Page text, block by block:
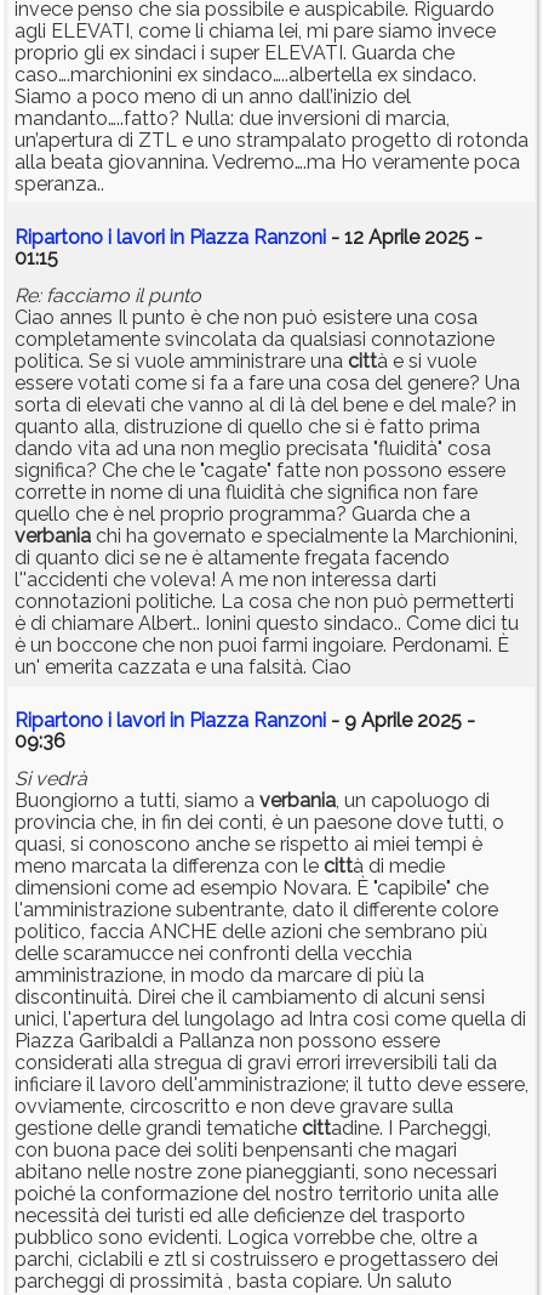
invece penso che sia possibile e auspicabile. Riguardo
agli ELEVATI, come li chiama lei, mi pare siamo invece
proprio gli ex sindaci i super ELEVATI. Guarda che
caso….marchionini ex sindaco…..albertella ex sindaco.
Siamo a poco meno di un anno dall’inizio del
mandanto…..fatto? Nulla: due inversioni di marcia,
un’apertura di ZTL e uno strampalato progetto di rotonda
alla beata giovannina. Vedremo….ma Ho veramente poca
speranza..
Ripartono i lavori in Piazza Ranzoni - 12 Aprile 2025 -
01:15
Re: facciamo il punto
Ciao annes Il punto è che non può esistere una cosa
completamente svincolata da qualsiasi connotazione
politica. Se si vuole amministrare una città e si vuole
essere votati come si fa a fare una cosa del genere? Una
sorta di elevati che vanno al di là del bene e del male? in
quanto alla, distruzione di quello che si è fatto prima
dando vita ad una non meglio precisata "fluidità" cosa
significa? Che che le "cagate" fatte non possono essere
corrette in nome di una fluidità che significa non fare
quello che è nel proprio programma? Guarda che a
verbania chi ha governato e specialmente la Marchionini,
di quanto dici se ne è altamente fregata facendo
l''accidenti che voleva! A me non interessa darti
connotazioni politiche. La cosa che non può permetterti
è di chiamare Albert.. Ionini questo sindaco.. Come dici tu
è un boccone che non puoi farmi ingoiare. Perdonami. È
un' emerita cazzata e una falsità. Ciao
Ripartono i lavori in Piazza Ranzoni - 9 Aprile 2025 -
09:36
Si vedrà
Buongiorno a tutti, siamo a verbania, un capoluogo di
provincia che, in fin dei conti, è un paesone dove tutti, o
quasi, si conoscono anche se rispetto ai miei tempi è
meno marcata la differenza con le città di medie
dimensioni come ad esempio Novara. È "capibile" che
l'amministrazione subentrante, dato il differente colore
politico, faccia ANCHE delle azioni che sembrano più
delle scaramucce nei confronti della vecchia
amministrazione, in modo da marcare di più la
discontinuità. Direi che il cambiamento di alcuni sensi
unici, l'apertura del lungolago ad Intra così come quella di
Piazza Garibaldi a Pallanza non possono essere
considerati alla stregua di gravi errori irreversibili tali da
inficiare il lavoro dell'amministrazione; il tutto deve essere,
ovviamente, circoscritto e non deve gravare sulla
gestione delle grandi tematiche cittadine. I Parcheggi,
con buona pace dei soliti benpensanti che magari
abitano nelle nostre zone pianeggianti, sono necessari
poiché la conformazione del nostro territorio unita alle
necessità dei turisti ed alle deficienze del trasporto
pubblico sono evidenti. Logica vorrebbe che, oltre a
parchi, ciclabili e ztl si costruissero e progettassero dei
parcheggi di prossimità , basta copiare. Un saluto